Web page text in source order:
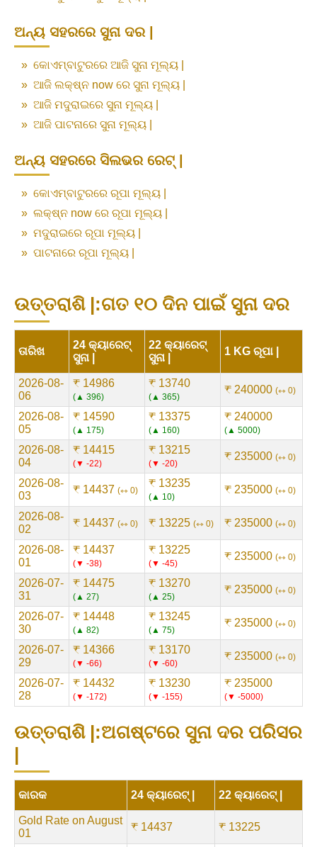
ଅନ୍ୟ ସହରରେ ସୁନା ଦର |
» କୋଏମ୍ବାଟୁରରେ ଆଜି ସୁନା ମୂଲ୍ୟ |
» ଆଜି ଲକ୍ଷ୍ନ now ରେ ସୁନା ମୂଲ୍ୟ |
» ଆଜି ମଦୁରାଇରେ ସୁନା ମୂଲ୍ୟ |
» ଆଜି ପାଟନାରେ ସୁନା ମୂଲ୍ୟ |
ଅନ୍ୟ ସହରରେ ସିଲଭର ରେଟ୍ |
» କୋଏମ୍ବାଟୁରରେ ରୂପା ମୂଲ୍ୟ |
» ଲକ୍ଷ୍ନ now ରେ ରୂପା ମୂଲ୍ୟ |
» ମଦୁରାଇରେ ରୂପା ମୂଲ୍ୟ |
» ପାଟନାରେ ରୂପା ମୂଲ୍ୟ |
ଉତ୍ତରାଶି |:ଗତ ୧୦ ଦିନ ପାଇଁ ସୁନା ଦର
ତାରିଖ
24 କ୍ୟାରେଟ୍
ସୁନା |
22 କ୍ୟାରେଟ୍
ସୁନା |
1 KG ରୂପା |
2026-08-
06
₹ 14986
▲ 396
₹ 13740
▲ 365
₹ 240000 ⇿ 0
2026-08-
05
₹ 14590
▲ 175
₹ 13375
▲ 160
₹ 240000
▲ 5000
2026-08-
04
₹ 14415
▼ -22
₹ 13215
▼ -20
₹ 235000 ⇿ 0
2026-08-
03
₹ 14437 ⇿ 0
₹ 13235
▲ 10
₹ 235000 ⇿ 0
2026-08-
02
₹ 14437 ⇿ 0 ₹ 13225 ⇿ 0 ₹ 235000 ⇿ 0
2026-08-
01
₹ 14437
▼ -38
₹ 13225
▼ -45
₹ 235000 ⇿ 0
2026-07-
31
₹ 14475
▲ 27
₹ 13270
▲ 25
₹ 235000 ⇿ 0
2026-07-
30
₹ 14448
▲ 82
₹ 13245
▲ 75
₹ 235000 ⇿ 0
2026-07-
29
₹ 14366
▼ -66
₹ 13170
▼ -60
₹ 235000 ⇿ 0
2026-07-
28
₹ 14432
▼ -172
₹ 13230
▼ -155
₹ 235000
▼ -5000
ଉତ୍ତରାଶି |:ଅଗଷ୍ଟରେ ସୁନା ଦର ପରିସର
|
କାରକ 24 କ୍ୟାରେଟ୍ | 22 କ୍ୟାରେଟ୍ |
Gold Rate on August
01
₹ 14437 ₹ 13225